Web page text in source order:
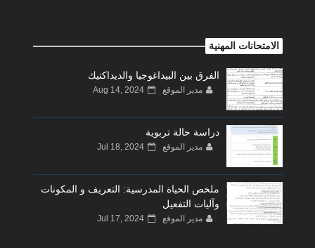
الامتحانات المهنية
الفرق بين البيداغوجيا والديداكتيك
مدير الموقع Aug 14, 2024
دراسة حالة تربوية
مدير الموقع Jul 18, 2024
ملخص الحياة المدرسية: التعريف و المكونات
وآليات التفعيل
مدير الموقع Jul 17, 2024